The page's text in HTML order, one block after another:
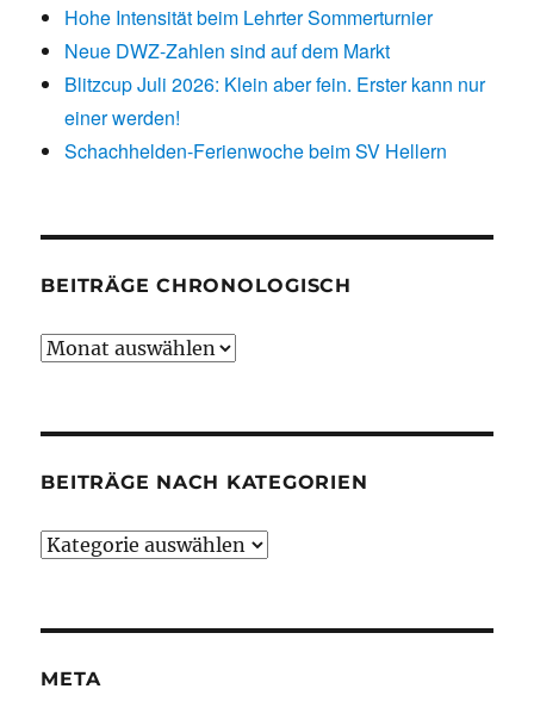
Hohe Intensität beim Lehrter Sommerturnier
Neue DWZ-Zahlen sind auf dem Markt
Blitzcup Juli 2026: Klein aber fein. Erster kann nur
einer werden!
Schachhelden-Ferienwoche beim SV Hellern
BEITRÄGE CHRONOLOGISCH
Beiträge
BEITRÄGE NACH KATEGORIEN
Beiträge
META